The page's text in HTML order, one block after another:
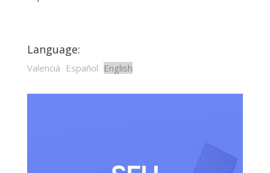
Language:
Valencià Español English